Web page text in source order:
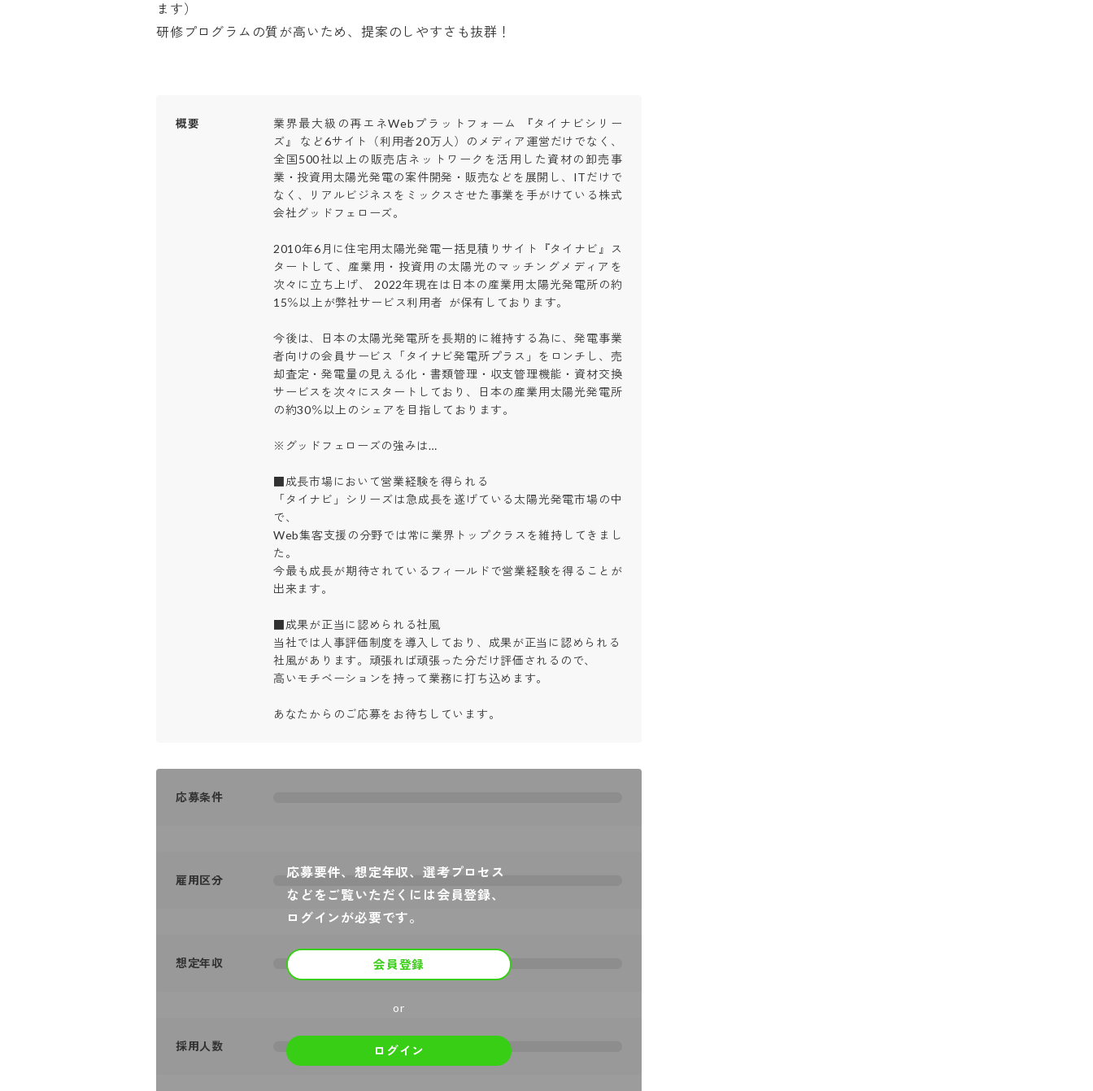
ます）
研修プログラムの質が高いため、提案のしやすさも抜群！
概要
業界最大級の再エネWebプラットフォーム 『タイナビシリー
ズ』 など6サイト（利用者20万人）のメディア運営だけでなく、
全国500社以上の販売店ネットワークを活用した資材の卸売事
業・投資用太陽光発電の案件開発・販売などを展開し、ITだけで
なく、リアルビジネスをミックスさせた事業を手がけている株式
会社グッドフェローズ。
2010年6月に住宅用太陽光発電一括見積りサイト『タイナビ』ス
タートして、産業用・投資用の太陽光のマッチングメディアを
次々に立ち上げ、 2022年現在は日本の産業用太陽光発電所の約
15％以上が弊社サービス利用者  が保有しております。
今後は、日本の太陽光発電所を長期的に維持する為に、発電事業
者向けの会員サービス「タイナビ発電所プラス」をロンチし、売
却査定・発電量の見える化・書類管理・収支管理機能・資材交換
サービスを次々にスタートしており、日本の産業用太陽光発電所
の約30％以上のシェアを目指しております。
※グッドフェローズの強みは…
■成長市場において営業経験を得られる
「タイナビ」シリーズは急成長を遂げている太陽光発電市場の中
で、
Web集客支援の分野では常に業界トップクラスを維持してきまし
た。
今最も成長が期待されているフィールドで営業経験を得ることが
出来ます。
■成果が正当に認められる社風
当社では人事評価制度を導入しており、成果が正当に認められる
社風があります。頑張れば頑張った分だけ評価されるので、
高いモチベーションを持って業務に打ち込めます。
あなたからのご応募をお待ちしています。
応募要件、想定年収、選考プロセス
などをご覧いただくには会員登録、
ログインが必要です。
会員登録
or
ログイン
応募条件
雇用区分
想定年収
採用人数